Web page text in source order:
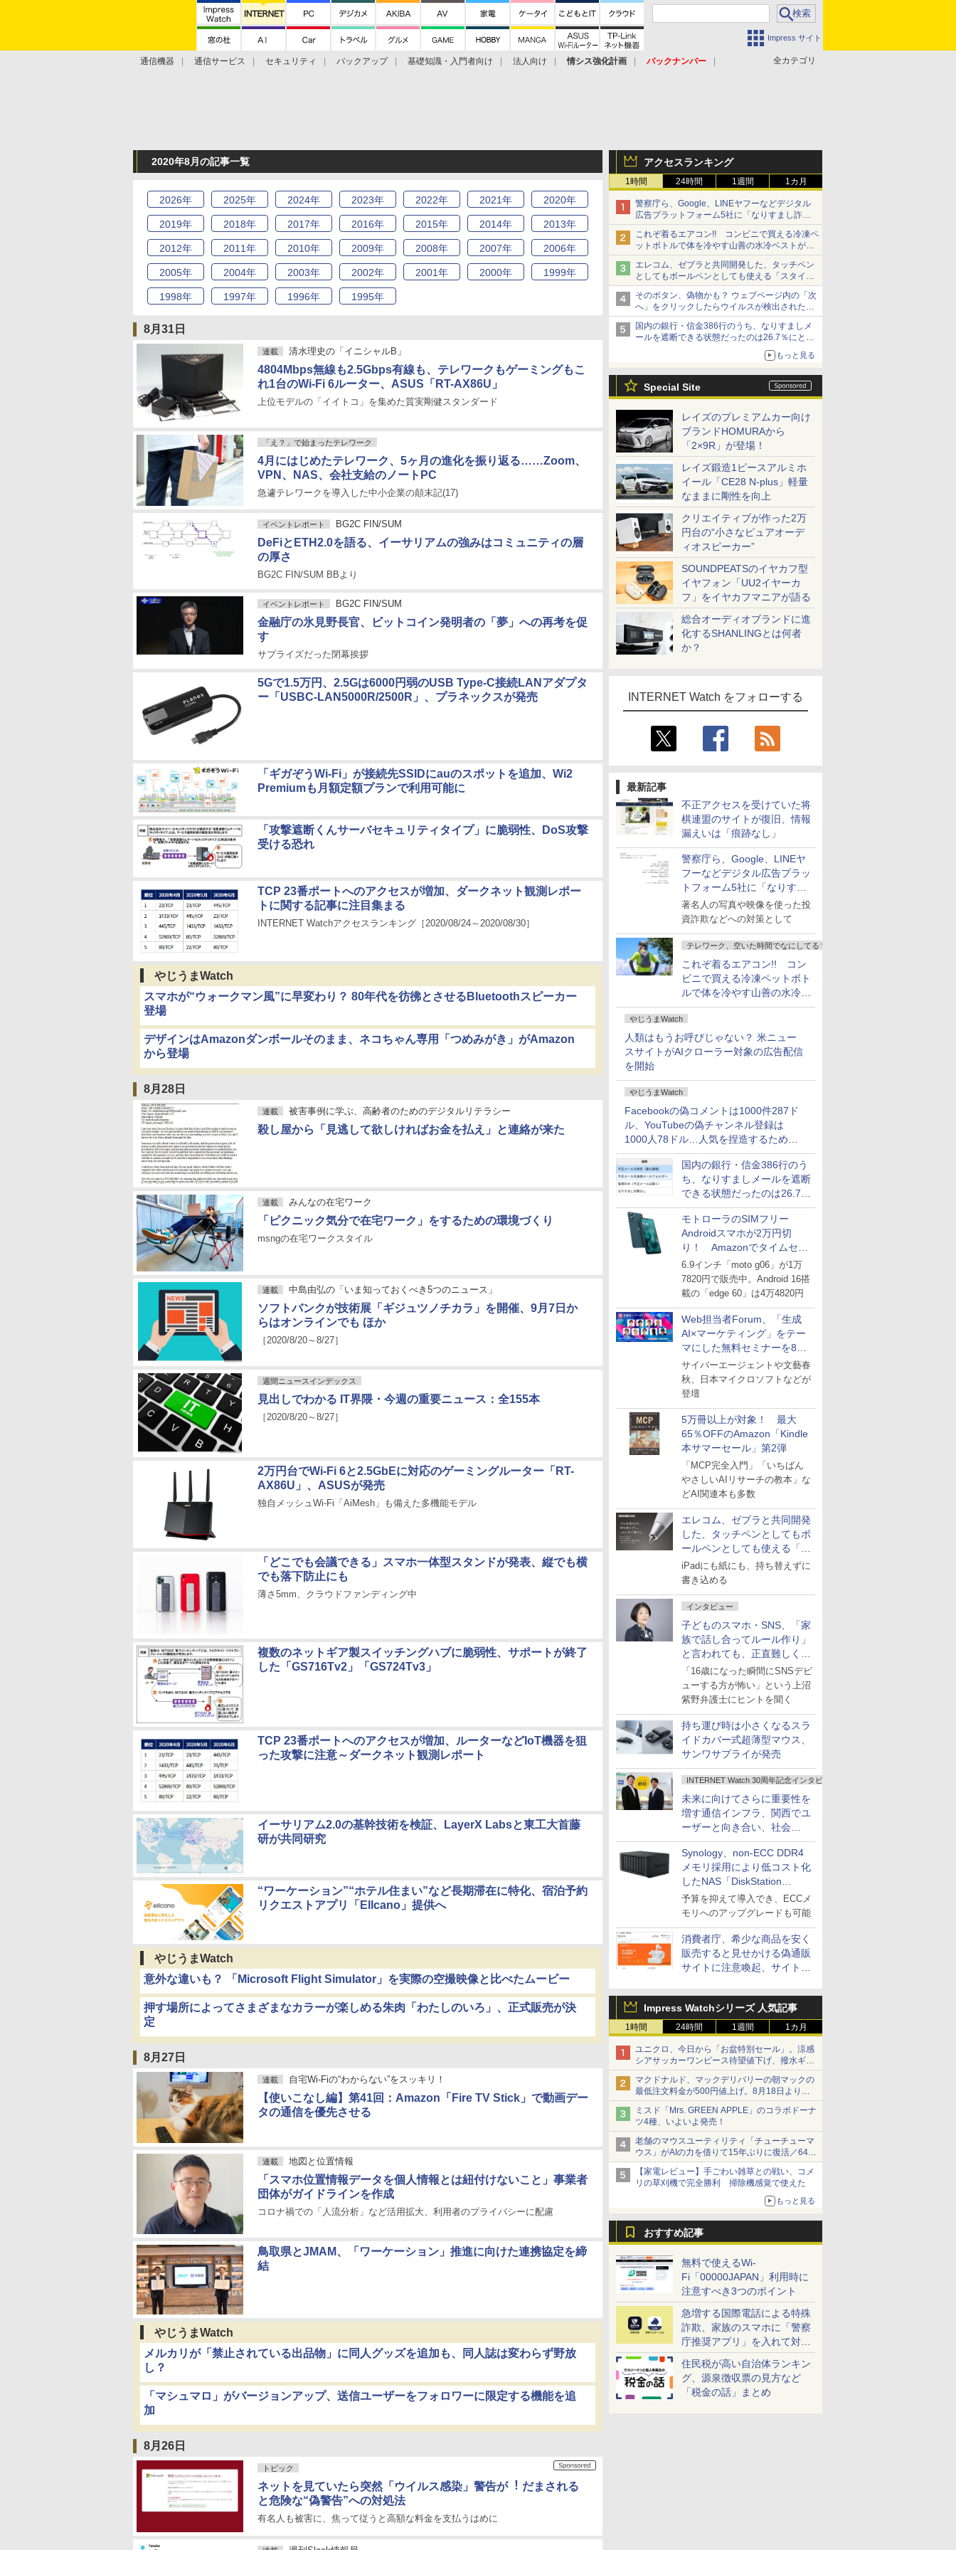
Impress サイト
全カテゴリ
通信機器 通信サービス セキュリティ バックアップ 基礎知識・入門者向け 法人向け 情シス強化計画
バックナンバー
アクセスランキング
1時間 24時間 1週間 1カ月
警察庁ら、Google、LINEヤフーなどデジタル
広告プラットフォーム5社に「なりすまし詐欺
広告」対策強化を要請 著名人の写真や映像を
使った投資詐欺などへの対策として
これぞ着るエアコン!! コンビニで買える冷凍ペ
ットボトルで体を冷やす山善の水冷ベストがロ
ードバイクにちょうどいい【ぼっち・ざ・ろー
ど！その14】【空いた時間でなにしてる？】
エレコム、ゼブラと共同開発した、タッチペン
としてもボールペンとしても使える「スタイラ
スツーウェイ」発売 iPadにも紙にも、持ち替
えずに書き込める
そのボタン、偽物かも？ ウェブページ内の「次
へ」をクリックしたらウイルスが検出されたと
警告が出た【それってネット詐欺ですよ！】
国内の銀行・信金386行のうち、なりすましメ
ールを遮断できる状態だったのは26.7％にとど
まる～GMOブランドセキュリティ調査
もっと見る
Special Site
レイズのプレミアムカー向け
ブランドHOMURAから
「2×9R」が登場！
レイズ鍛造1ピースアルミホ
イール「CE28 N-plus」軽量
なままに剛性を向上
クリエイティブが作った2万
円台の“小さなピュアオーデ
ィオスピーカー”
SOUNDPEATSのイヤカフ型
イヤフォン「UU2イヤーカ
フ」をイヤカフマニアが語る
総合オーディオブランドに進
化するSHANLINGとは何者
か？
INTERNET Watch をフォローする
最新記事
不正アクセスを受けていた将
棋連盟のサイトが復旧、情報
漏えいは「痕跡なし」
警察庁ら、Google、LINEヤ
フーなどデジタル広告プラッ
トフォーム5社に「なりすま
し詐欺広告」対策強化を要請
著名人の写真や映像を使った投
資詐欺などへの対策として
テレワーク、空いた時間でなにしてる？
これぞ着るエアコン!! コン
ビニで買える冷凍ペットボト
ルで体を冷やす山善の水冷ベ
ストがロードバイクにちょう
どいい【ぼっち・ざ・ろー
ど！その14】
やじうまWatch
人類はもうお呼びじゃない？ 米ニュー
スサイトがAIクローラー対象の広告配信
を開始
やじうまWatch
Facebookの偽コメントは1000件287ド
ル、YouTubeの偽チャンネル登録は
1000人78ドル…人気を捏造するための
価格リストが公開中
国内の銀行・信金386行のう
ち、なりすましメールを遮断
できる状態だったのは26.7％
にとどまる～GMOブランド
セキュリティ調査
モトローラのSIMフリー
Androidスマホが2万円切
り！ Amazonでタイムセー
ル
6.9インチ「moto g06」が1万
7820円で販売中。Android 16搭
載の「edge 60」は4万4820円
Web担当者Forum、「生成
AI×マーケティング」をテー
マにした無料セミナーを8月
27日にオンライン開催
サイバーエージェントや文藝春
秋、日本マイクロソフトなどが
登壇
5万冊以上が対象！ 最大
65％OFFのAmazon「Kindle
本サマーセール」第2弾
「MCP完全入門」「いちばん
やさしいAIリサーチの教本」な
どAI関連本も多数
エレコム、ゼブラと共同開発
した、タッチペンとしてもボ
ールペンとしても使える「ス
タイラスツーウェイ」発売
iPadにも紙にも、持ち替えずに
書き込める
インタビュー
子どものスマホ・SNS、「家
族で話し合ってルール作り」
と言われても、正直難しくな
いですか？
「16歳になった瞬間にSNSデビ
ューする方が怖い」という上沼
紫野弁護士にヒントを聞く
持ち運び時は小さくなるスラ
イドカバー式超薄型マウス、
サンワサプライが発売
INTERNET Watch 30周年記念インタビュー
未来に向けてさらに重要性を
増す通信インフラ、関西でユ
ーザーと向き合い、社会
の“あたらしい”を起動し続け
る～オプテージ
Synology、non-ECC DDR4
メモリ採用により低コスト化
したNAS「DiskStation
neo+」シリーズ
予算を抑えて導入でき、ECCメ
モリへのアップグレードも可能
消費者庁、希少な商品を安く
販売すると見せかける偽通販
サイトに注意喚起、サイト名
Impress Watchシリーズ 人気記事
1時間 24時間 1週間 1カ月
ユニクロ、今日から「お盆特別セール」。涼感
シアサッカーワンピース待望値下げ、撥水ギア
ショーツは1990円に
マクドナルド、マックデリバリーの朝マックの
最低注文料金が500円値上げ。8月18日より
1,500円から受付
ミスド「Mrs. GREEN APPLE」のコラボドーナ
ツ4種、いよいよ発売！
老舗のマウスユーティリティ「チューチューマ
ウス」がAIの力を借りて15年ぶりに復活／64bit
化、Windows 10/11、「Chrome」も走り回
る。復活記念で2026年末まで500円
【家電レビュー】手ごわい雑草との戦い、コメ
リの草刈機で完全勝利 掃除機感覚で使えた
もっと見る
おすすめ記事
無料で使えるWi-
Fi「00000JAPAN」利用時に
注意すべき3つのポイント
急増する国際電話による特殊
詐欺、家族のスマホに「警察
庁推奨アプリ」を入れて対策
しよう！
住民税が高い自治体ランキン
グ、源泉徴収票の見方など
「税金の話」まとめ
2020年8月の記事一覧
2026年 2025年 2024年 2023年 2022年 2021年 2020年
2019年 2018年 2017年 2016年 2015年 2014年 2013年
2012年 2011年 2010年 2009年 2008年 2007年 2006年
2005年 2004年 2003年 2002年 2001年 2000年 1999年
1998年 1997年 1996年 1995年
8月31日
連載 清水理史の「イニシャルB」
4804Mbps無線も2.5Gbps有線も、テレワークもゲーミングもこ
れ1台のWi-Fi 6ルーター、ASUS「RT-AX86U」
上位モデルの「イイトコ」を集めた質実剛健スタンダード
「え？」で始まったテレワーク
4月にはじめたテレワーク、5ヶ月の進化を振り返る……Zoom、
VPN、NAS、会社支給のノートPC
急遽テレワークを導入した中小企業の顛末記(17)
イベントレポート BG2C FIN/SUM
DeFiとETH2.0を語る、イーサリアムの強みはコミュニティの層
の厚さ
BG2C FIN/SUM BBより
イベントレポート BG2C FIN/SUM
金融庁の氷見野長官、ビットコイン発明者の「夢」への再考を促
す
サプライズだった閉幕挨拶
5Gで1.5万円、2.5Gは6000円弱のUSB Type-C接続LANアダプタ
ー「USBC-LAN5000R/2500R」、プラネックスが発売
「ギガぞうWi-Fi」が接続先SSIDにauのスポットを追加、Wi2
Premiumも月額定額プランで利用可能に
「攻撃遮断くんサーバセキュリティタイプ」に脆弱性、DoS攻撃
受ける恐れ
TCP 23番ポートへのアクセスが増加、ダークネット観測レポー
トに関する記事に注目集まる
INTERNET Watchアクセスランキング［2020/08/24～2020/08/30］
やじうまWatch
スマホが“ウォークマン風”に早変わり？ 80年代を彷彿とさせるBluetoothスピーカー
登場
デザインはAmazonダンボールそのまま、ネコちゃん専用「つめみがき」がAmazon
から登場
8月28日
連載 被害事例に学ぶ、高齢者のためのデジタルリテラシー
殺し屋から「見逃して欲しければお金を払え」と連絡が来た
連載 みんなの在宅ワーク
「ピクニック気分で在宅ワーク」をするための環境づくり
msngの在宅ワークスタイル
連載 中島由弘の「いま知っておくべき5つのニュース」
ソフトバンクが技術展「ギジュツノチカラ」を開催、9月7日か
らはオンラインでも ほか
［2020/8/20～8/27］
週間ニュースインデックス
見出しでわかる IT界隈・今週の重要ニュース：全155本
［2020/8/20～8/27］
2万円台でWi-Fi 6と2.5GbEに対応のゲーミングルーター「RT-
AX86U」、ASUSが発売
独自メッシュWi-Fi「AiMesh」も備えた多機能モデル
「どこでも会議できる」スマホ一体型スタンドが発表、縦でも横
でも落下防止にも
薄さ5mm、クラウドファンディング中
複数のネットギア製スイッチングハブに脆弱性、サポートが終了
した「GS716Tv2」「GS724Tv3」
TCP 23番ポートへのアクセスが増加、ルーターなどIoT機器を狙
った攻撃に注意～ダークネット観測レポート
イーサリアム2.0の基幹技術を検証、LayerX Labsと東工大首藤
研が共同研究
“ワーケーション”“ホテル住まい”など長期滞在に特化、宿泊予約
リクエストアプリ「Ellcano」提供へ
やじうまWatch
意外な違いも？ 「Microsoft Flight Simulator」を実際の空撮映像と比べたムービー
押す場所によってさまざまなカラーが楽しめる朱肉「わたしのいろ」、正式販売が決
定
8月27日
連載 自宅Wi-Fiの“わからない”をスッキリ！
【使いこなし編】第41回：Amazon「Fire TV Stick」で動画デー
タの通信を優先させる
連載 地図と位置情報
「スマホ位置情報データを個人情報とは紐付けないこと」事業者
団体がガイドラインを作成
コロナ禍での「人流分析」など活用拡大、利用者のプライバシーに配慮
鳥取県とJMAM、「ワーケーション」推進に向けた連携協定を締
結
やじうまWatch
メルカリが「禁止されている出品物」に同人グッズを追加も、同人誌は変わらず野放
し？
「マシュマロ」がバージョンアップ、送信ユーザーをフォロワーに限定する機能を追
加
8月26日
トピック
ネットを見ていたら突然「ウイルス感染」警告が︕ だまされる
と危険な“偽警告”への対処法
有名人も被害に、焦って従うと高額な料金を支払うはめに